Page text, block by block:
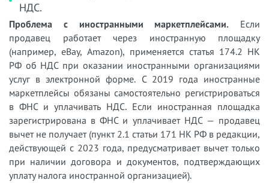
НДС.
Проблема с иностранными маркетплейсами. Если
продавец работает через иностранную площадку
(например, eBay, Amazon), применяется статья 174.2 НК
РФ об НДС при оказании иностранными организациями
услуг в электронной форме. С 2019 года иностранные
маркетплейсы обязаны самостоятельно регистрироваться
в ФНС и уплачивать НДС. Если иностранная площадка
зарегистрирована в ФНС и уплачивает НДС — продавец
вычет не получает (пункт 2.1 статьи 171 НК РФ в редакции,
действующей с 2023 года, предусматривает вычет только
при наличии договора и документов, подтверждающих
уплату налога иностранной организацией).